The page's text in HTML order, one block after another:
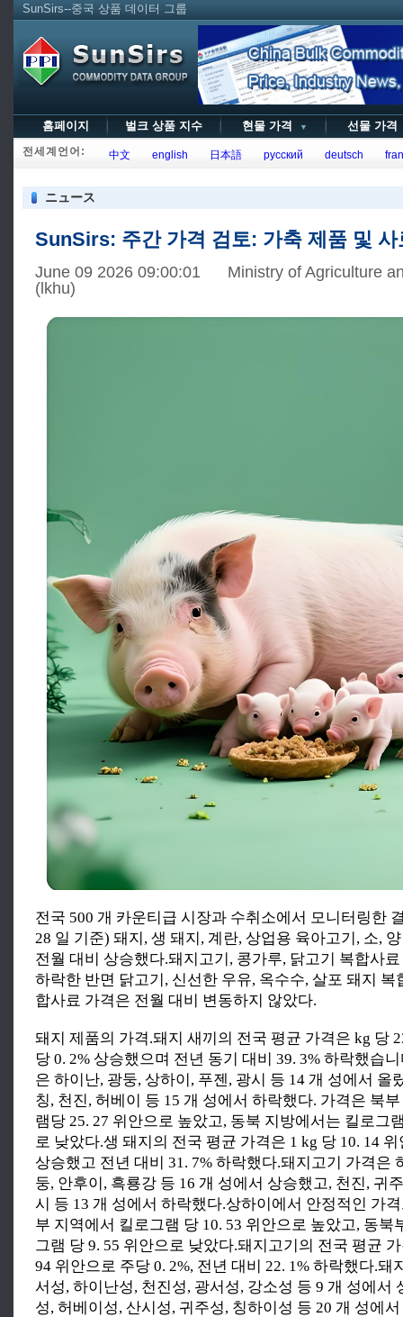
SunSirs--중국 상품 데이터 그룹
홈페이지 벌크 상품 지수 현물 가격 ▼ 선물 가
전세계언어: 中文 english 日本語 русский deutsch
ニュース
SunSirs: 주간 가격 검토: 가축 제품 및 사
June 09 2026 09:00:01 Ministry of Agriculture
(lkhu)
전국 500 개 카운티급 시장과 수취소에서 모니터링한
28 일 기준) 돼지, 생 돼지, 계란, 상업용 육아고기, 소,
전월 대비 상승했다.돼지고기, 콩가루, 닭고기 복합사
하락한 반면 닭고기, 신선한 우유, 옥수수, 살포 돼지 복
합사료 가격은 전월 대비 변동하지 않았다.
돼지 제품의 가격.돼지 새끼의 전국 평균 가격은 kg 당
당 0. 2% 상승했으며 전년 동기 대비 39. 3% 하락했습
은 하이난, 광둥, 상하이, 푸젠, 광시 등 14 개 성에서 올
칭, 천진, 허베이 등 15 개 성에서 하락했다. 가격은 북
램당 25. 27 위안으로 높았고, 동북 지방에서는 킬로그
로 낮았다.생 돼지의 전국 평균 가격은 1 kg 당 10. 14
상승했고 전년 대비 31. 7% 하락했다.돼지고기 가격은
둥, 안후이, 흑룡강 등 16 개 성에서 상승했고, 천진, 귀
시 등 13 개 성에서 하락했다.상하이에서 안정적인 가
부 지역에서 킬로그램 당 10. 53 위안으로 높았고, 동북
그램 당 9. 55 위안으로 낮았다.돼지고기의 전국 평균
94 위안으로 주당 0. 2%, 전년 대비 22. 1% 하락했다.돼
서성, 하이난성, 천진성, 광서성, 강소성 등 9 개 성에서
성, 허베이성, 산시성, 귀주성, 칭하이성 등 20 개 성에